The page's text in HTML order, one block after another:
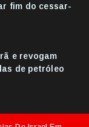
fim do cessar-
e revogam
de petróleo